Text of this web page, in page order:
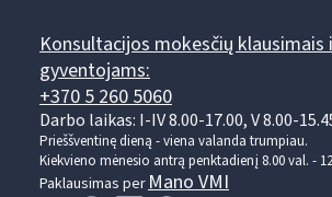
Konsultacijos mokesčių klausimais
gyventojams:
+370 5 260 5060
Darbo laikas: I-IV 8.00-17.00, V 8.00-
Prieššventinę dieną - viena valanda trumpiau.
Kiekvieno mėnesio antrą penktadienį 8.00 val. -
Paklausimas perMano VMI